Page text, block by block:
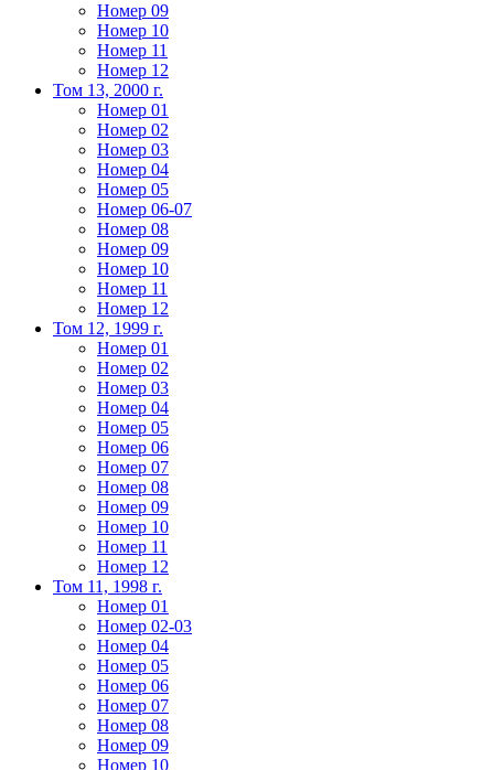
Номер 09
Номер 10
Номер 11
Номер 12
Том 13, 2000 г.
Номер 01
Номер 02
Номер 03
Номер 04
Номер 05
Номер 06-07
Номер 08
Номер 09
Номер 10
Номер 11
Номер 12
Том 12, 1999 г.
Номер 01
Номер 02
Номер 03
Номер 04
Номер 05
Номер 06
Номер 07
Номер 08
Номер 09
Номер 10
Номер 11
Номер 12
Том 11, 1998 г.
Номер 01
Номер 02-03
Номер 04
Номер 05
Номер 06
Номер 07
Номер 08
Номер 09
Номер 10